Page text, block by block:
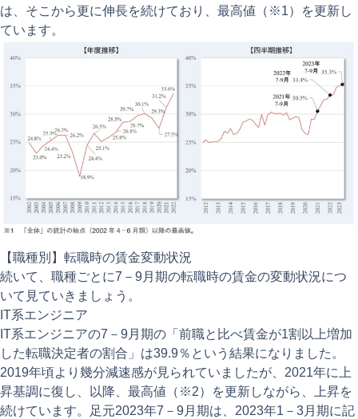
は、そこから更に伸長を続けており、最高値（※1）を更新し
ています。
【職種別】転職時の賃金変動状況
続いて、職種ごとに7－9月期の転職時の賃金の変動状況につ
いて見ていきましょう。
IT系エンジニア
IT系エンジニアの7－9月期の「前職と比べ賃金が1割以上増加
した転職決定者の割合」は39.9％という結果になりました。
2019年頃より幾分減速感が見られていましたが、2021年に上
昇基調に復し、以降、最高値（※2）を更新しながら、上昇を
続けています。足元2023年7－9月期は、2023年1－3月期に記